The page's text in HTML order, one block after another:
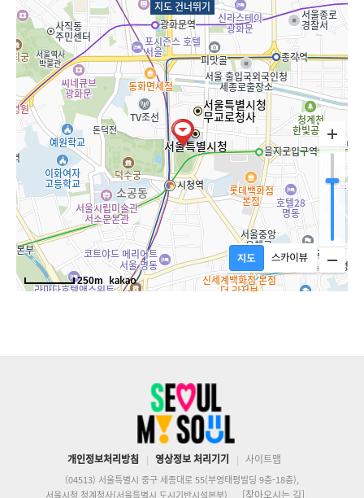
개인정보처리방침 영상정보 처리기기 사이트맵
(04513) 서울특별시 중구 세종대로 55(부영태평빌딩 9층-18층),
서울시청 청계청사(서울특별시 도시기반시설본부) [찾아오시는 길]